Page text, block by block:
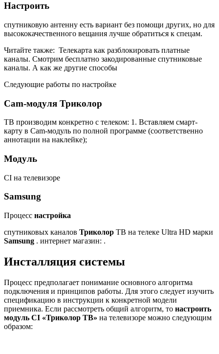
Настроить
спутниковую антенну есть вариант без помощи других, но для
высококачественного вещания лучше обратиться к спецам.
Читайте также: Телекарта как разблокировать платные
каналы. Смотрим бесплатно закодированные спутниковые
каналы. А как же другие способы
Следующие работы по настройке
Cam-модуля Триколор
ТВ производим конкретно с телеком: 1. Вставляем смарт-
карту в Cam-модуль по полной программе (соответственно
аннотации на наклейке);
Модуль
CI на телевизоре
Samsung
Процесс настройка
спутниковых каналов Триколор ТВ на телеке Ultra HD марки
Samsung . интернет магазин: .
Инсталляция системы
Процесс предполагает понимание основного алгоритма
подключения и принципов работы. Для этого следует изучить
спецификацию в инструкции к конкретной модели
приемника. Если рассмотреть общий алгоритм, то настроить
модуль CI «Триколор ТВ» на телевизоре можно следующим
образом: